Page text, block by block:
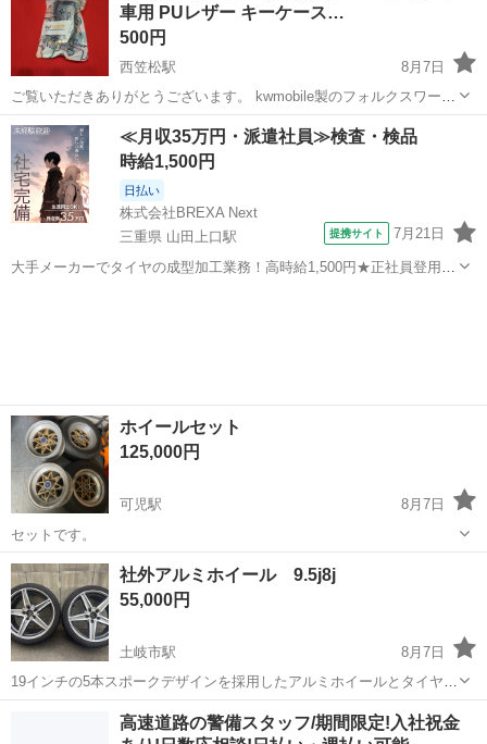
衝撃緩和に役立ちま...車用 PUレザー キーケース…
500円
西笠松駅
8月7日
ご覧いただきありがとうございます。 ​kwmobile製のフォルクスワーゲ
ン（VW）・アウディ車用スマートキーケースです。 上質なPUレザー
（ダークブルー）にゴールドの金具が映える、高級感のあるデザイン
です。 ​【商品...
岐阜 岐阜市 西笠松駅 その他 アウディ
≪月収35万円・派遣社員≫検査・検品
時給1,500円
日払い
株式会社BREXA Next
三重県 山田上口駅
提携サイト 7月21日
大手メーカーでタイヤの成型加工業務！高時給1,500円★正社員登用制
ホイールセット
125,000円
可児駅
8月7日
セットです。
岐阜 可児市 可児駅 タイヤ、ホイール
社外アルミホイール 9.5j8j
55,000円
土岐市駅
8月7日
19インチの5本スポークデザインを採用したアルミホイールとタイヤの
4本セットです。 - ホイールサイズ: 19インチ - スポーク形状: 5本スポ
ーク - セット内容: タイヤ・ホイール4本セット 8j プラス35 9.5...
土岐市 土岐市駅 タイヤ、ホイール
高速道路の警備スタッフ/期間限定!入社祝金